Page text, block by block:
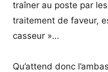
traîner au poste par
traitement de faveur,
casseur »…
Qu’attend donc